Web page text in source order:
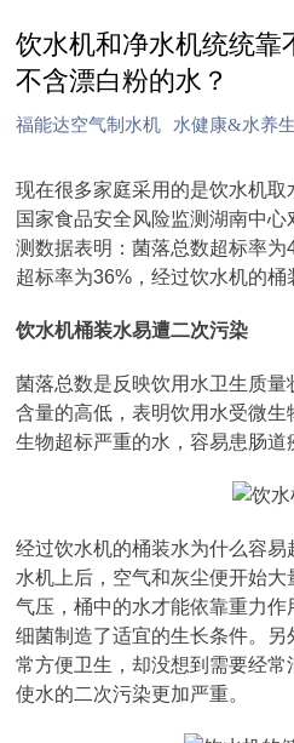
饮水机和净水机统统靠
不含漂白粉的水？
福能达空气制水机 水健康&水养生
现在很多家庭采用的是饮水机
国家食品安全风险监测湖南中
测数据表明：菌落总数超标率
超标率为36%，经过饮水机的桶
饮水机桶装水易遭二次污染
菌落总数是反映饮用水卫生质
含量的高低，表明饮用水受微
生物超标严重的水，容易患肠道
经过饮水机的桶装水为什么容
水机上后，空气和灰尘便开始
气压，桶中的水才能依靠重力
细菌制造了适宜的生长条件。
常方便卫生，却没想到需要经
使水的二次污染更加严重。